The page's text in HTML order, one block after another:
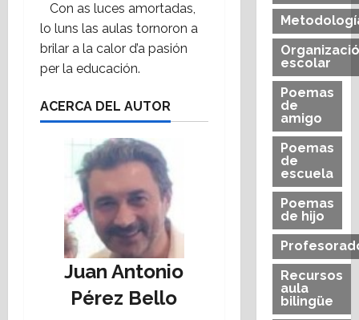
Con as luces amortadas,
lo luns las aulas tornoron a
brilar a la calor d’a pasión
per la educación.
ACERCA DEL AUTOR
Juan Antonio
Pérez Bello
escolar
Poemas
de
amigo
Poemas
de
escuela
Poemas
de hijo
Recursos
aula
bilingüe